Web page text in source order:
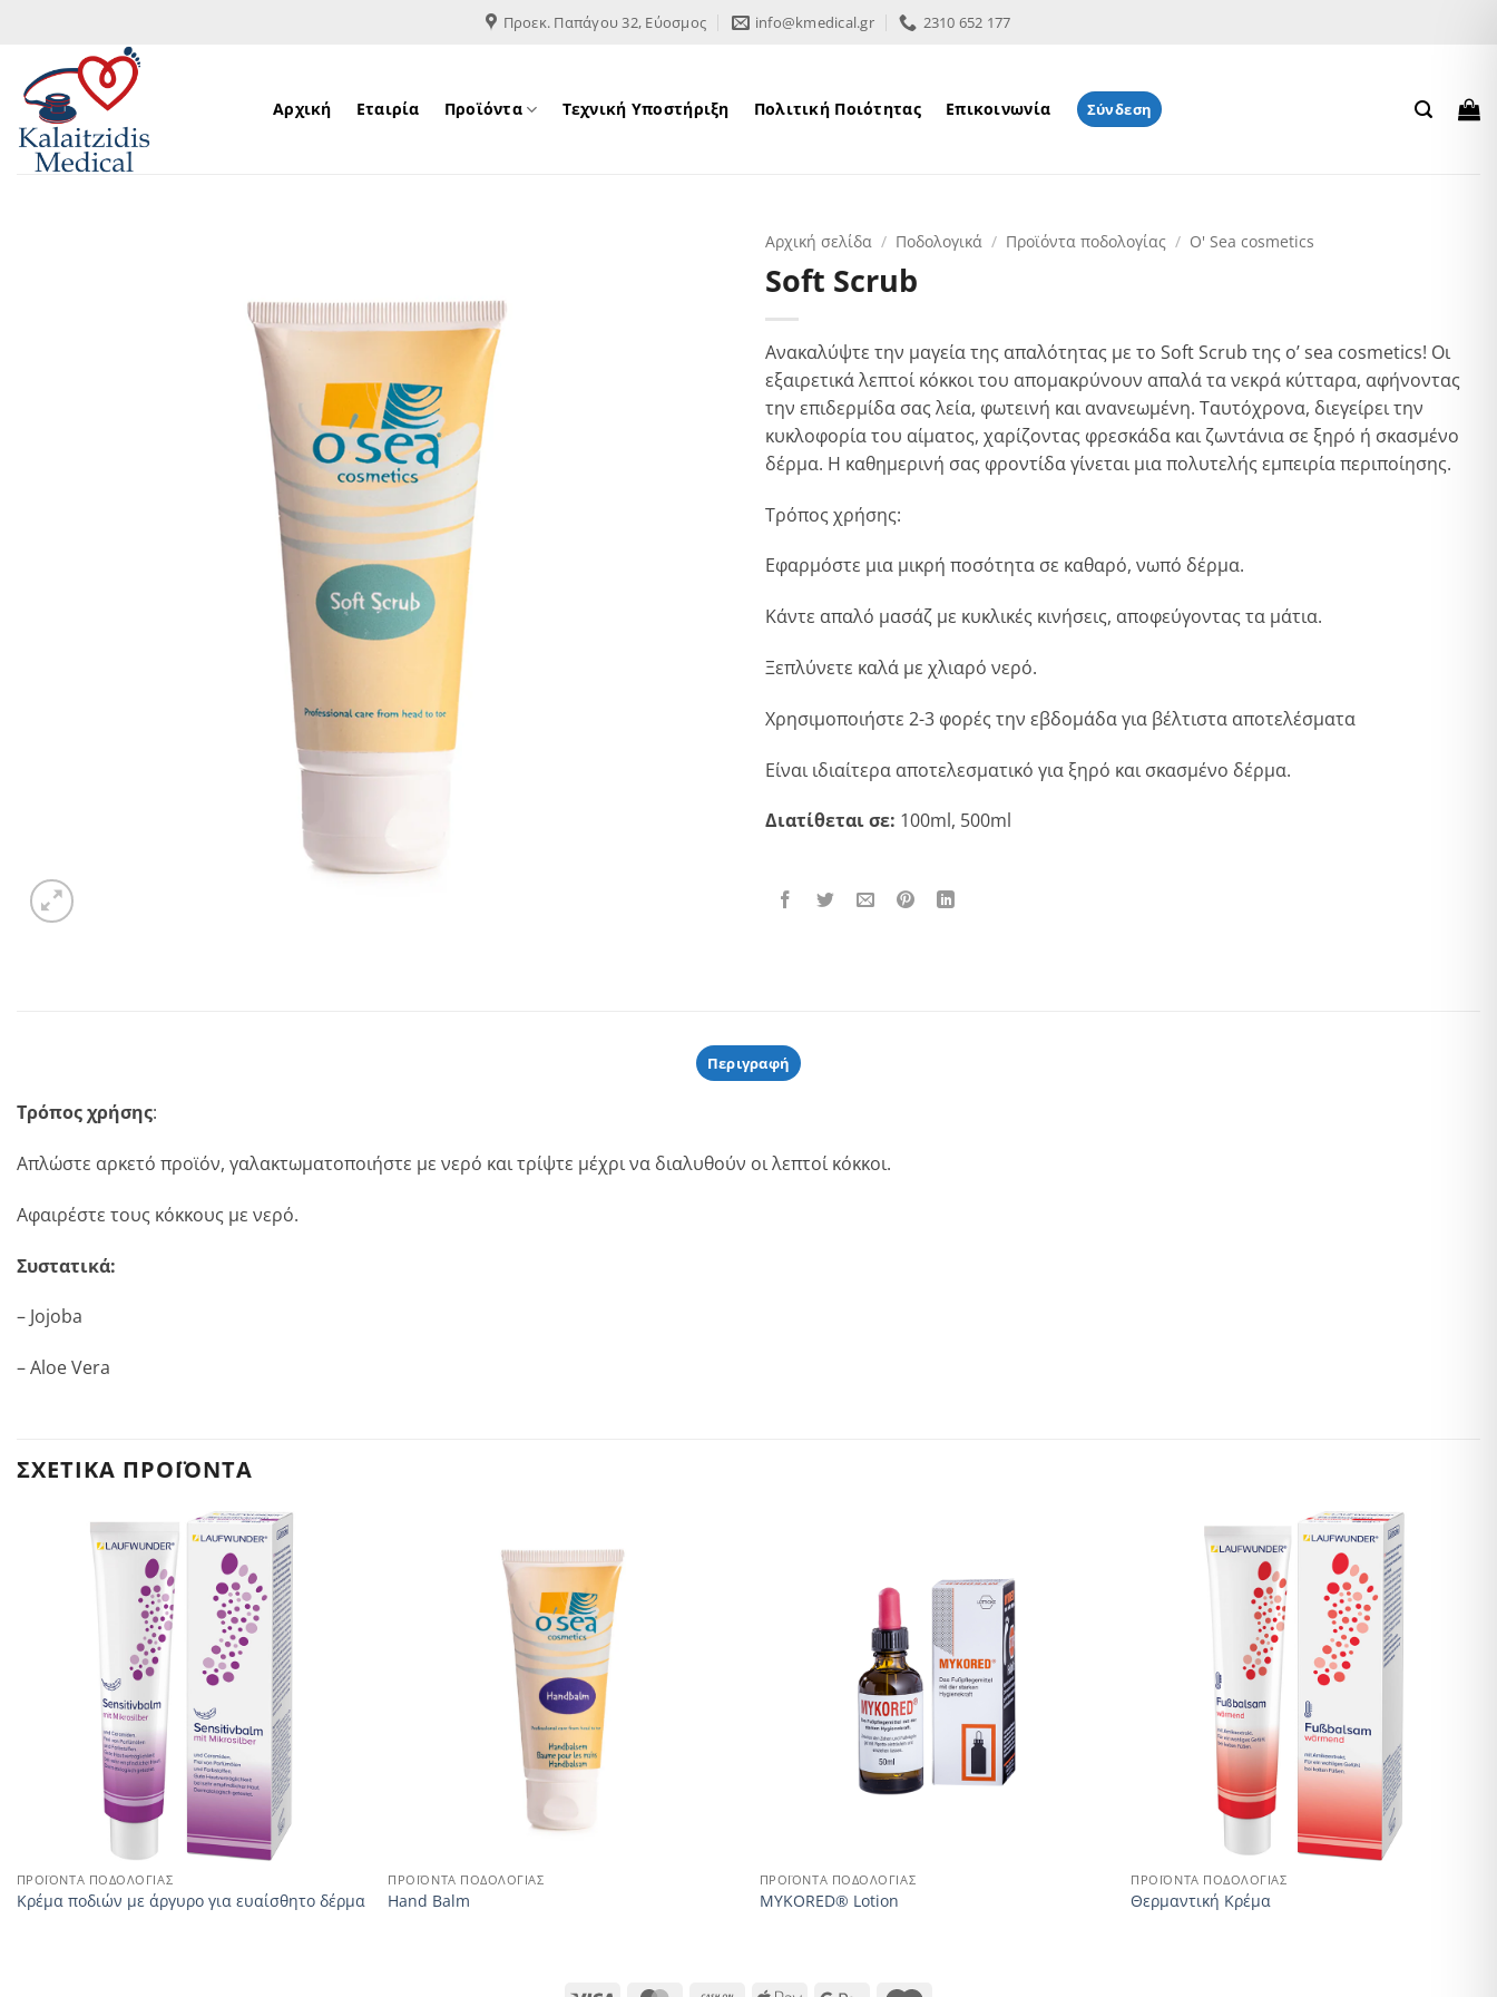
περιεχόμενο
Προεκ. Παπάγου 32, Εύοσμος info@kmedical.gr 2310 652 177
Αρχική Εταιρία Προϊόντα Τεχνική Υποστήριξη Πολιτική Ποιότητας Επικοινωνία Σύνδεση
Αρχική σελίδα / Ποδολογικά / Προϊόντα ποδολογίας / O' Sea cosmetics
Soft Scrub
Ανακαλύψτε την μαγεία της απαλότητας με το Soft Scrub της o’ sea cosmetics! Οι
εξαιρετικά λεπτοί κόκκοι του απομακρύνουν απαλά τα νεκρά κύτταρα, αφήνοντας
την επιδερμίδα σας λεία, φωτεινή και ανανεωμένη. Ταυτόχρονα, διεγείρει την
κυκλοφορία του αίματος, χαρίζοντας φρεσκάδα και ζωντάνια σε ξηρό ή σκασμένο
δέρμα. Η καθημερινή σας φροντίδα γίνεται μια πολυτελής εμπειρία περιποίησης.
Τρόπος χρήσης:
Εφαρμόστε μια μικρή ποσότητα σε καθαρό, νωπό δέρμα.
Κάντε απαλό μασάζ με κυκλικές κινήσεις, αποφεύγοντας τα μάτια.
Ξεπλύνετε καλά με χλιαρό νερό.
Χρησιμοποιήστε 2-3 φορές την εβδομάδα για βέλτιστα αποτελέσματα
Είναι ιδιαίτερα αποτελεσματικό για ξηρό και σκασμένο δέρμα.
Διατίθεται σε: 100ml, 500ml
Περιγραφή
Τρόπος χρήσης:
Απλώστε αρκετό προϊόν, γαλακτωματοποιήστε με νερό και τρίψτε μέχρι να διαλυθούν οι λεπτοί κόκκοι.
Αφαιρέστε τους κόκκους με νερό.
Συστατικά:
– Jojoba
– Aloe Vera
ΣΧΕΤΙΚΆ ΠΡΟΪΌΝΤΑ
ΠΡΟΪΌΝΤΑ ΠΟΔΟΛΟΓΊΑΣ
Κρέμα ποδιών με άργυρο για ευαίσθητο δέρμα
ΠΡΟΪΌΝΤΑ ΠΟΔΟΛΟΓΊΑΣ
Hand Balm
ΠΡΟΪΌΝΤΑ ΠΟΔΟΛΟΓΊΑΣ
MYKORED® Lotion
ΠΡΟΪΌΝΤΑ ΠΟΔΟΛΟΓΊΑΣ
Θερμαντική Κρέμα